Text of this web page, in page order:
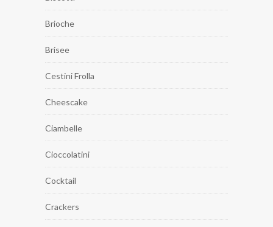
Brioche
Brisee
Cestini Frolla
Cheescake
Ciambelle
Cioccolatini
Cocktail
Crackers